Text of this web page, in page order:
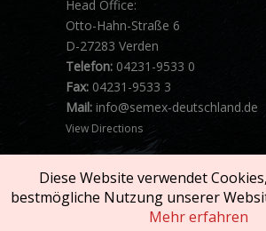
Head Office:
Otto-Hahn-Straße 6
D-27283 Verden
Telefon: 04231-9533 0
Fax: 04231-9533 3
Mail: info@semex-deutschland.de
View Directions
Diese Website verwendet
bestmögliche Nutzung unserer
Mehr erfahren